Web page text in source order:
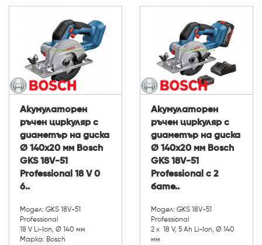
Акумулаторен
ръчен циркуляр с
диаметър на диска
Ø 140х20 мм Bosch
GKS 18V-51
Professional 18 V 0
6..
Модел: GKS 18V-51
Professional
18 V Li-Ion, Ø 140 мм
Марка: Bosch
Акумулаторен
ръчен циркуляр с
диаметър на диска
Ø 140х20 мм Bosch
GKS 18V-51
Professional с 2
бате..
Модел: GKS 18V-51
Professional
2 х 18 V, 5 Ah Li-Ion, Ø 140
мм